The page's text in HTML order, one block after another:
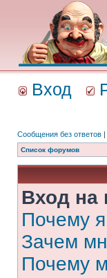
Вход
Сообщения без ответов |
Список форумов
Вход на
Почему
Зачем
Почему